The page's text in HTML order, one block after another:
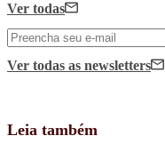
Ver todas
Ver todas as newsletters
Leia também